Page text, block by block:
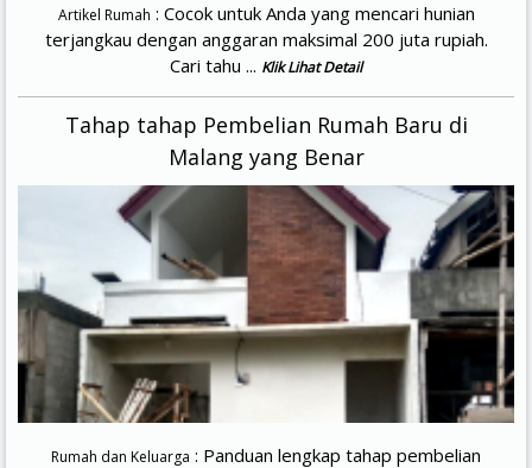
Artikel Rumah : Cocok untuk Anda yang mencari hunian
terjangkau dengan anggaran maksimal 200 juta rupiah.
Cari tahu ... Klik Lihat Detail
Tahap tahap Pembelian Rumah Baru di
Malang yang Benar
Rumah dan Keluarga : Panduan lengkap tahap pembelian